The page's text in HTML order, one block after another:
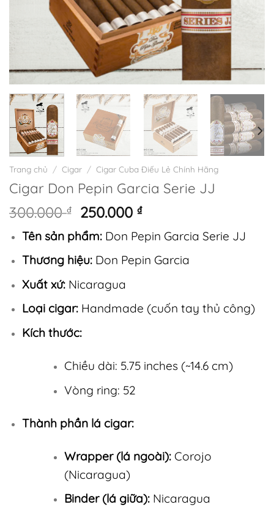
Trang chủ / Cigar / Cigar Cuba Điếu Lẻ Chính Hãng
Cigar Don Pepin Garcia Serie JJ
300.000₫
Giá
gốc
là:
300.000 ₫.
250.000₫Giá
tại
là:
250.000 ₫.
Tên sản phẩm:Don Pepin Garcia Serie JJ
Thương hiệu:Don Pepin Garcia
Xuất xứ:Nicaragua
Loại cigar:Handmade (cuốn tay thủ công)
Kích thước:
Chiều dài: 5.75 inches (~14.6 cm)
Vòng ring: 52
Thành phần lá cigar:
Wrapper (lá ngoài):Corojo
(Nicaragua)
Binder (lá giữa):Nicaragua